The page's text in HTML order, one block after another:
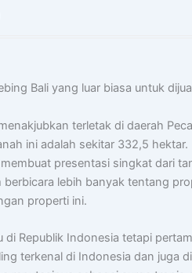
Bali yang luar biasa untuk
terletak di daerah
ini adalah sekitar 332,5
presentasi singkat dari
berbicara lebih banyak tentang
properti ini.
di Republik Indonesia tetapi
terkenal di Indonesia dan juga